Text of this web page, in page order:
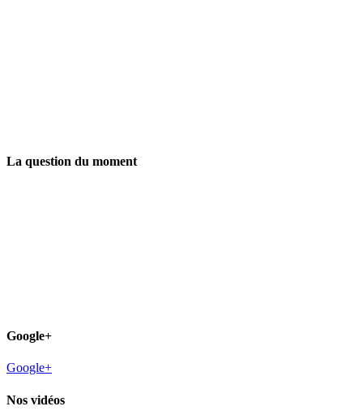
La question du moment
Google+
Google+
Nos vidéos